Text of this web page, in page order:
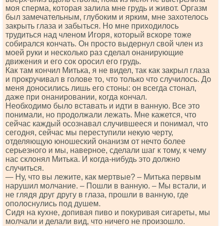
моя сперма, которая залила мне грудь и живот. Оргазм
был замечательным, глубоким и ярким, мне захотелось
закрыть глаза и забыться. Но мне приходилось
трудиться над членом Игоря, который вскоре тоже
собирался кончать. Он просто выдернул свой член из
моей руки и несколько раз сделал онанирующие
движения и его сок оросил его грудь.
Как там кончил Митька, я не видел, так как закрыл глаза
и прокручивал в голове то, что только что случилось. До
меня доносились лишь его стоны: он всегда стонал,
даже при онанировании, когда кончал.
Необходимо было вставать и идти в ванную. Все это
понимали, но продолжали лежать. Мне кажется, что
сейчас каждый осознавал случившееся и понимал, что
сегодня, сейчас мы переступили некую черту,
отделяющую юношеский онанизм от нечто более
серьезного и мы, наверное, сделали шаг к тому, к чему
нас склонял Митька. И когда-нибудь это должно
случиться.
— Ну, что вы лежите, как мертвые? – Митька первым
нарушил молчание. – Пошли в ванную. – Мы встали, и
не глядя друг другу в глаза, прошли в ванную, где
ополоснулись под душем.
Сидя на кухне, допивая пиво и покуривая сигареты, мы
молчали и делали вид, что ничего не произошло.